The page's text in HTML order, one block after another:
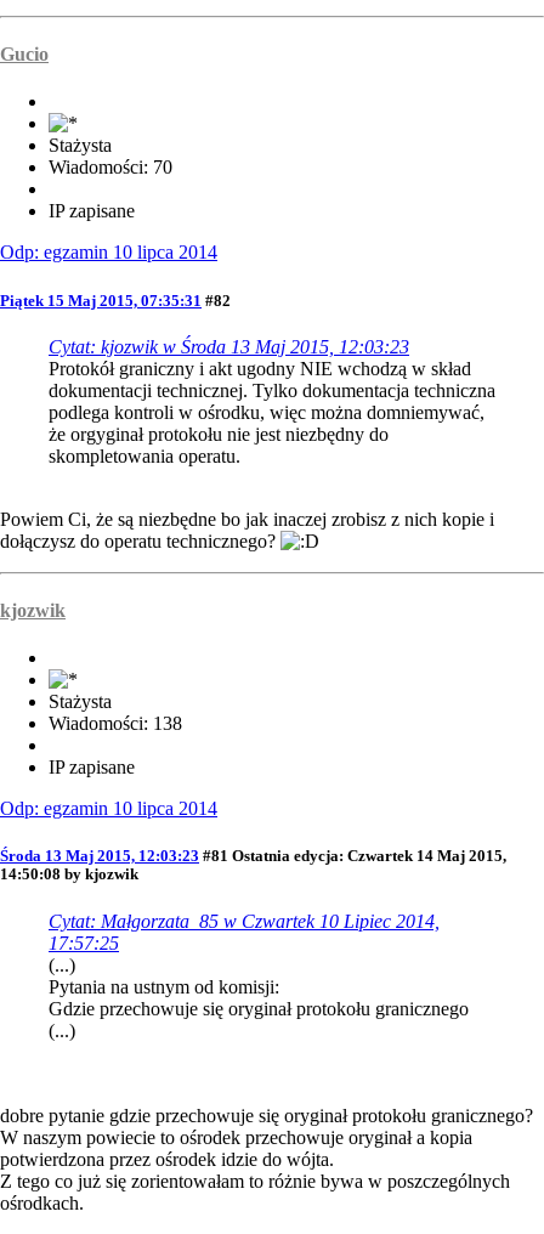
Gucio
Stażysta
Wiadomości: 70
IP zapisane
Odp: egzamin 10 lipca 2014
Piątek 15 Maj 2015, 07:35:31 #82
Cytat: kjozwik w Środa 13 Maj 2015, 12:03:23
Protokół graniczny i akt ugodny NIE wchodzą w skład
dokumentacji technicznej. Tylko dokumentacja techniczna
podlega kontroli w ośrodku, więc można domniemywać,
że orgyginał protokołu nie jest niezbędny do
skompletowania operatu.
Powiem Ci, że są niezbędne bo jak inaczej zrobisz z nich kopie i
dołączysz do operatu technicznego?
kjozwik
Stażysta
Wiadomości: 138
IP zapisane
Odp: egzamin 10 lipca 2014
Środa 13 Maj 2015, 12:03:23 #81 Ostatnia edycja: Czwartek 14 Maj 2015,
14:50:08 by kjozwik
Cytat: Małgorzata_85 w Czwartek 10 Lipiec 2014,
17:57:25
(...)
Pytania na ustnym od komisji:
Gdzie przechowuje się oryginał protokołu granicznego
(...)
dobre pytanie gdzie przechowuje się oryginał protokołu granicznego?
W naszym powiecie to ośrodek przechowuje oryginał a kopia
potwierdzona przez ośrodek idzie do wójta.
Z tego co już się zorientowałam to różnie bywa w poszczególnych
ośrodkach.